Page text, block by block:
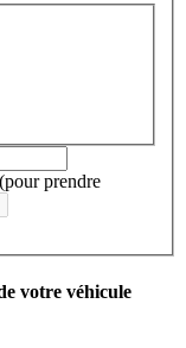
prendre
votre véhicule